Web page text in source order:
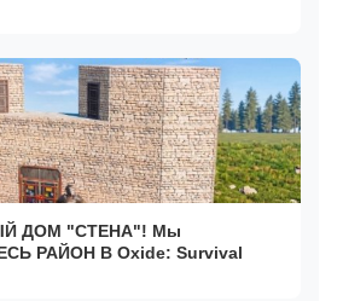
ДОМ "СТЕНА"! Мы
РАЙОН B Oxide: Survival